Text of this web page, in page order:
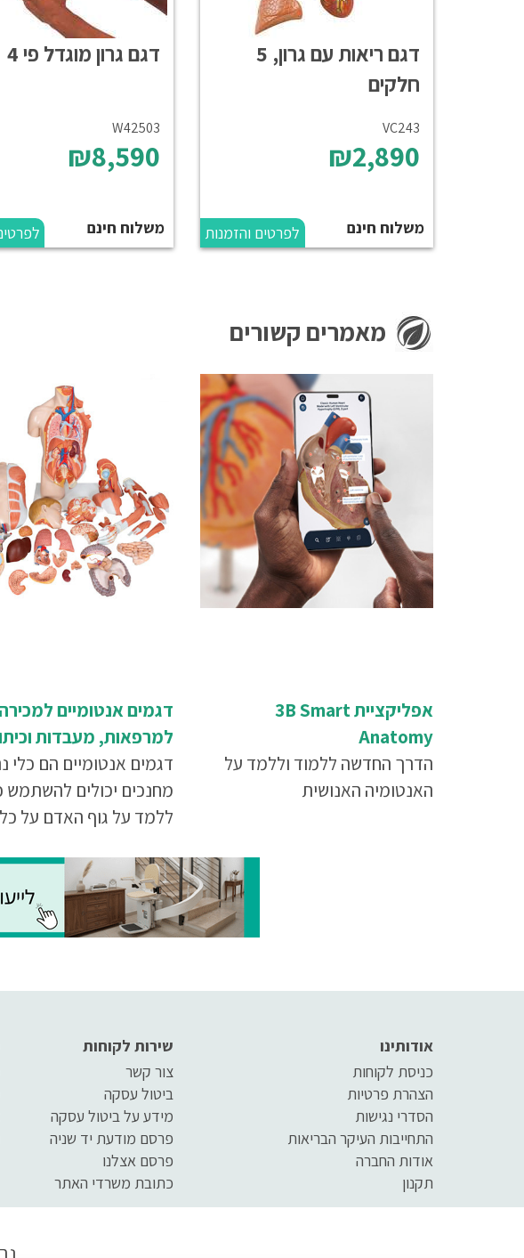
דגם ריאות עם גרון, 5
חלקים
VC243
₪2,890
משלוח חינם לפרטים והזמנות
דגם גרון מוגדל פי 4
W42503
₪8,590
משלוח חינם
מאמרים קשורים
אפליקציית 3B Smart
Anatomy
הדרך החדשה ללמוד וללמד על
האנטומיה האנושית
דגמים אנטומיים למכירה
למרפאות, מעבדות
הוראה
דגמים אנטומיים הם כלי
מחנכים יכולים להשתמש
ללמד על גוף האדם על כל
שירות לקוחות
צור קשר
ביטול עסקה
מידע על ביטול עסקה
פרסם מודעת יד שניה
פרסם אצלנו
כתובת משרדי האתר
אודותינו
כניסת לקוחות
הצהרת פרטיות
הסדרי נגישות
התחייבות העיקר הבריאות
אודות החברה
תקנון